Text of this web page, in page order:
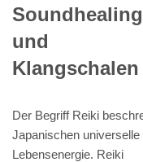
Soundhealing
und
Klangschalen
Der Begriff Reiki
Japanischen universelle
Lebensenergie. Reiki